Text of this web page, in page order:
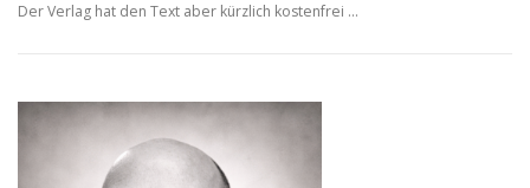
Der Verlag hat den Text aber kürzlich kostenfrei …